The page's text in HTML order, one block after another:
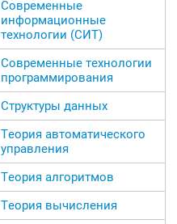
Современные
информационные
технологии (СИТ)
Современные технологии
программирования
Структуры данных
Теория автоматического
управления
Теория алгоритмов
Теория вычисления